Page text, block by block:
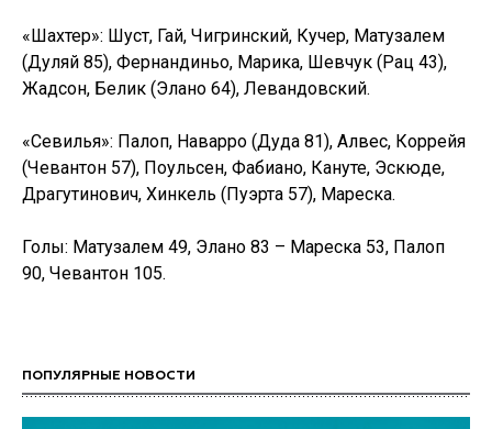
«Шахтер»: Шуст, Гай, Чигринский, Кучер, Матузалем
(Дуляй 85), Фернандиньо, Марика, Шевчук (Рац 43),
Жадсон, Белик (Элано 64), Левандовский.
«Севилья»: Палоп, Наварро (Дуда 81), Алвес, Коррейя
(Чевантон 57), Поульсен, Фабиано, Кануте, Эскюде,
Драгутинович, Хинкель (Пуэрта 57), Мареска.
Голы: Матузалем 49, Элано 83 – Мареска 53, Палоп
90, Чевантон 105.
ПОПУЛЯРНЫЕ НОВОСТИ